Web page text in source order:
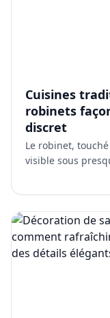
Cuisines
robinets
discret
Le robinet,
visible sous